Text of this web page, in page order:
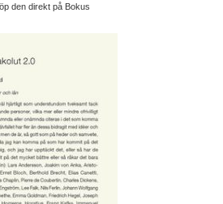
den direkt på Bokus